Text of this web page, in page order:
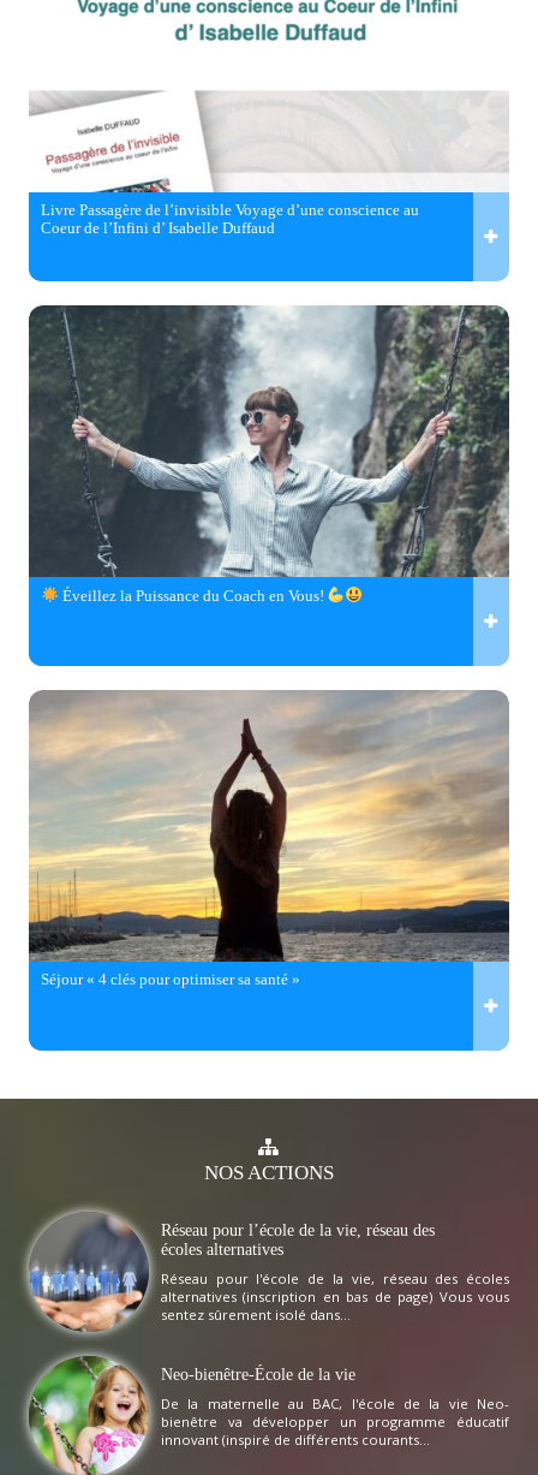
Livre Passagère de l’invisible Voyage d’une conscience au
Coeur de l’Infini d’ Isabelle Duffaud
Éveillez la Puissance du Coach en Vous!
Séjour « 4 clés pour optimiser sa santé »
NOSACTIONS
Réseau pour l’école de la vie, réseau des
écoles alternatives
Réseau pour l'école de la vie, réseau des écoles
alternatives (inscription en bas de page) Vous vous
sentez sûrement isolé dans...
Neo-bienêtre-École de la vie
De la maternelle au BAC, l'école de la vie Neo-
bienêtre va développer un programme éducatif
innovant (inspiré de différents courants...